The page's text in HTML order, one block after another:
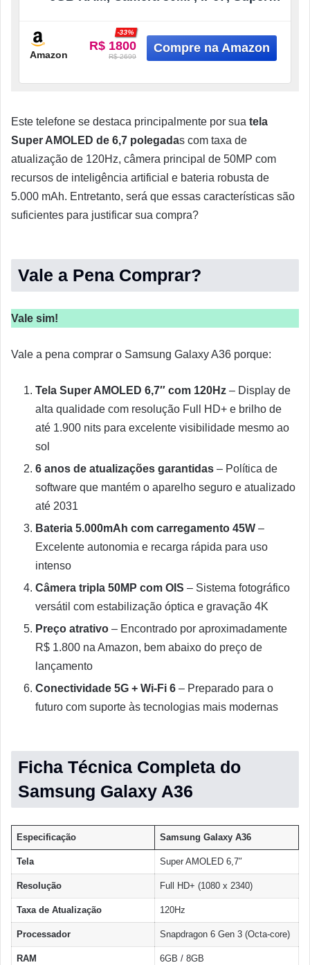
Amazon
R$ 1800
-33%
R$ 2699
Este telefone se destaca principalmente por sua tela
Super AMOLED de 6,7 polegadas com taxa de
atualização de 120Hz, câmera principal de 50MP com
recursos de inteligência artificial e bateria robusta de
5.000 mAh. Entretanto, será que essas características são
suficientes para justificar sua compra?
Vale a Pena Comprar?
Vale sim!
Vale a pena comprar o Samsung Galaxy A36 porque:
Tela Super AMOLED 6,7″ com 120Hz – Display de
alta qualidade com resolução Full HD+ e brilho de
até 1.900 nits para excelente visibilidade mesmo ao
sol
6 anos de atualizações garantidas – Política de
software que mantém o aparelho seguro e atualizado
até 2031
Bateria 5.000mAh com carregamento 45W –
Excelente autonomia e recarga rápida para uso
intenso
Câmera tripla 50MP com OIS – Sistema fotográfico
versátil com estabilização óptica e gravação 4K
Preço atrativo – Encontrado por aproximadamente
R$ 1.800 na Amazon, bem abaixo do preço de
lançamento
Conectividade 5G + Wi-Fi 6 – Preparado para o
futuro com suporte às tecnologias mais modernas
Ficha Técnica Completa do
Samsung Galaxy A36
Especificação Samsung Galaxy A36
Tela Super AMOLED 6,7″
Resolução Full HD+ (1080 x 2340)
Taxa de Atualização 120Hz
Processador Snapdragon 6 Gen 3 (Octa-core)
RAM 6GB / 8GB